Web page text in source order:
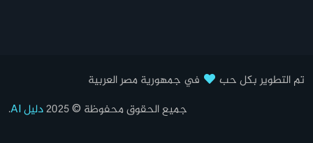
تم التطوير بكل حب
في جمهورية مصر العربية
جميع الحقوق محفوظة © 2025
دليل AI .